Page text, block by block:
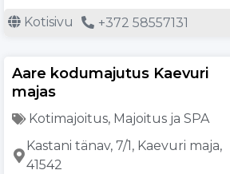
Kotisivu +372 58557131
Aare kodumajutus Kaevuri
majas
Kotimajoitus, Majoitus ja SPA
Kastani tänav, 7/1, Kaevuri maja,
41542